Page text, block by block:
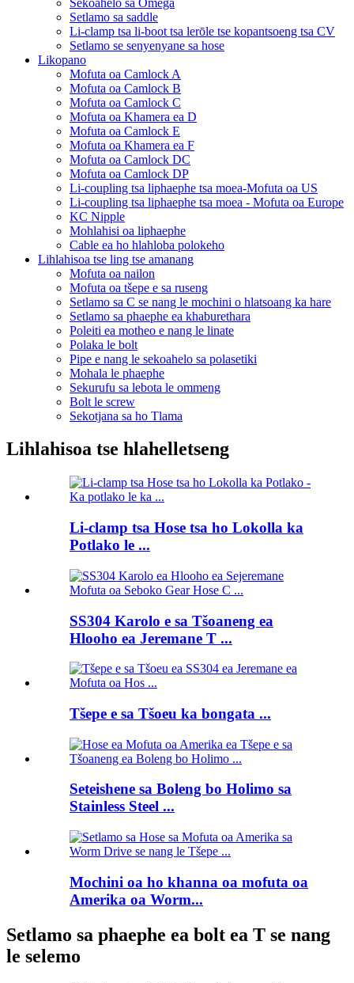
Setlamo sa saddle
Li-clamp tsa li-boot tsa lerōle tse kopantsoeng tsa CV
Setlamo se senyenyane sa hose
Likopano
Mofuta oa Camlock A
Mofuta oa Camlock B
Mofuta oa Camlock C
Mofuta oa Khamera ea D
Mofuta oa Camlock E
Mofuta oa Khamera ea F
Mofuta oa Camlock DC
Mofuta oa Camlock DP
Li-coupling tsa liphaephe tsa moea-Mofuta oa US
Li-coupling tsa liphaephe tsa moea - Mofuta oa Europe
KC Nipple
Mohlahisi oa liphaephe
Cable ea ho hlahloba polokeho
Lihlahisoa tse ling tse amanang
Mofuta oa nailon
Mofuta oa tšepe e sa ruseng
Setlamo sa C se nang le mochini o hlatsoang ka hare
Setlamo sa phaephe ea khaburethara
Poleiti ea motheo e nang le linate
Polaka le bolt
Pipe e nang le sekoahelo sa polasetiki
Mohala le phaephe
Sekurufu sa lebota le ommeng
Bolt le screw
Sekotjana sa ho Tlama
Lihlahisoa tse hlahelletseng
Li-clamp tsa Hose tsa ho Lokolla ka
Potlako le ...
SS304 Karolo e sa Tšoaneng ea
Hlooho ea Jeremane T ...
Tšepe e sa Tšoeu ka bongata ...
Seteishene sa Boleng bo Holimo sa
Stainless Steel ...
Mochini oa ho khanna oa mofuta oa
Amerika oa Worm...
Setlamo sa phaephe ea bolt ea T se nang
le selemo